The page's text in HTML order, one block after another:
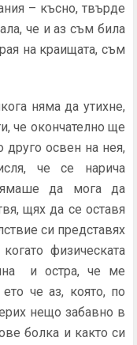
– късно, твърде
че и аз съм била
на краищата, съм
няма да утихне,
че окончателно ще
освен на нея,
че се нарича
да мога да
щях да се оставя
си представях
физическата
и остра, че ме
че аз, която, по
нещо забавно в
болка и както си